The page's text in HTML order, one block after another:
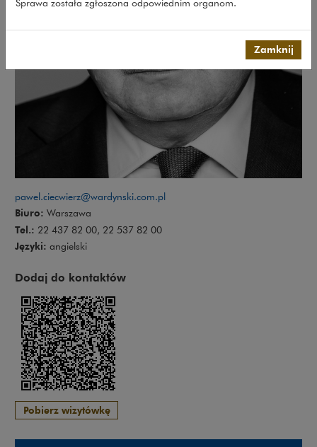
pawel.ciecwierz@wardynski.com.pl
Biuro: Warszawa
Tel.: 22 437 82 00, 22 537 82 00
Języki: angielski
Dodaj do kontaktów
Pobierz wizytówkę
Sprawa została zgłoszona odpowiednim organom.
Zamknij